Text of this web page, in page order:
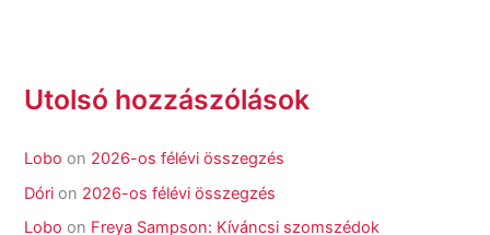
Utolsó hozzászólások
Lobo on 2026-os félévi összegzés
Dóri on 2026-os félévi összegzés
Lobo on Freya Sampson: Kíváncsi szomszédok